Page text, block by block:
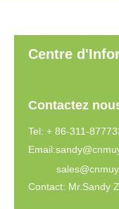
Centre
Contactez
Tel: + 86-311-
Email:
Contact: Mr.Sandy